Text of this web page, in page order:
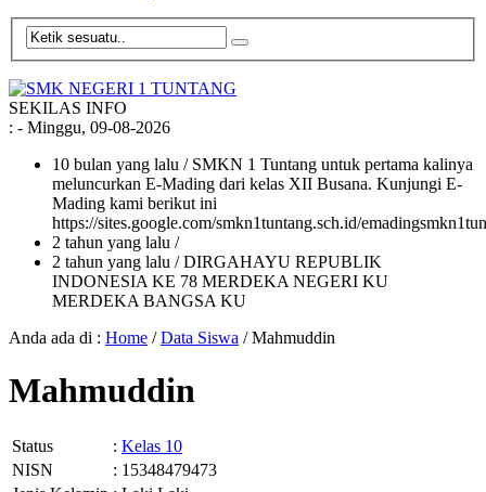
SEKILAS INFO
: - Minggu, 09-08-2026
10 bulan yang lalu / SMKN 1 Tuntang untuk pertama kalinya
meluncurkan E-Mading dari kelas XII Busana. Kunjungi E-
Mading kami berikut ini
https://sites.google.com/smkn1tuntang.sch.id/
2 tahun yang lalu /
2 tahun yang lalu / DIRGAHAYU REPUBLIK
INDONESIA KE 78 MERDEKA NEGERI KU
MERDEKA BANGSA KU
Anda ada di : Home /Data Siswa /Mahmuddin
Mahmuddin
Status : Kelas 10
NISN
: 15348479473